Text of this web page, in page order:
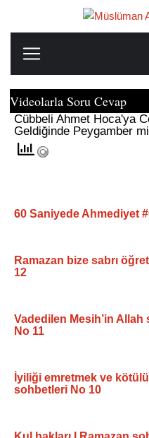
Videolarla Soru Cevap
Cübbeli Ahmet Hoca'ya
Geldiğinde Peygamber
60 Saniyede Ahmediyet
Ramazan bize sabrı
12
Vadedilen Mesih’in
No 11
İyiliği emretmek ve
sohbetleri No 10